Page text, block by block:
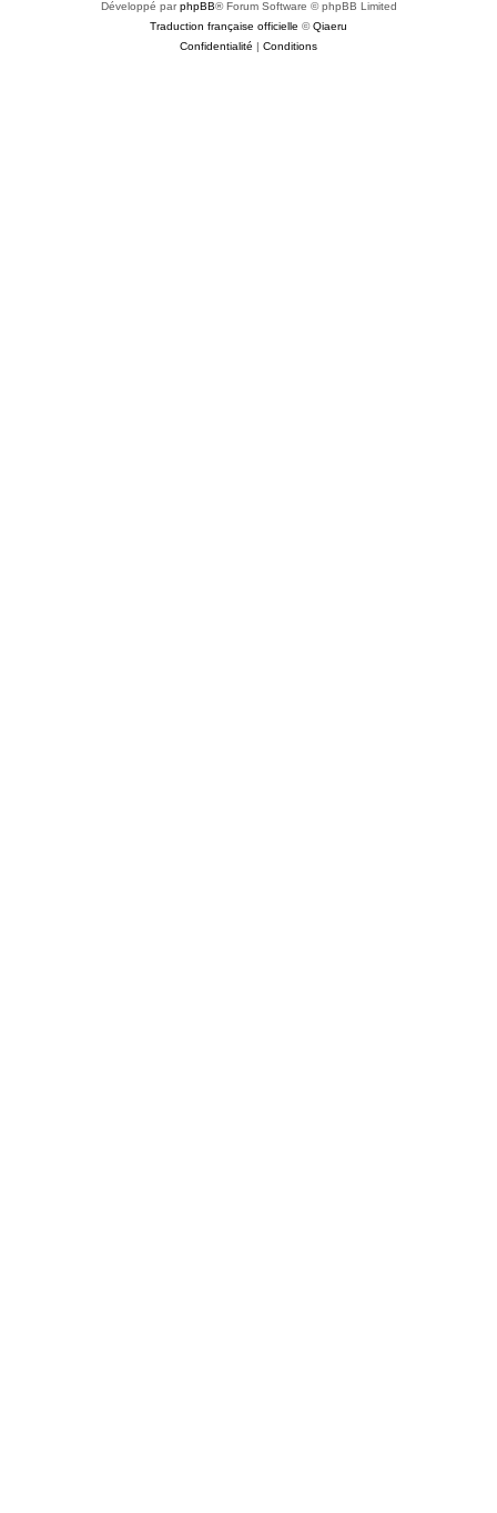
Développé parphpBB® Forum Software © phpBB Limited
Traduction française officielle ©Qiaeru
Confidentialité | Conditions